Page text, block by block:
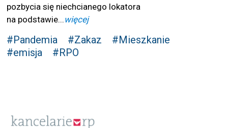
pozbycia się niechcianego lokatora
na podstawie...więcej
#Pandemia #Zakaz
#Mieszkanie
#emisja
#RPO